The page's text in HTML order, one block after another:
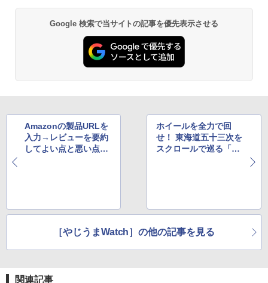
Google 検索で当サイトの記事を優先表示させる
Amazonの製品URLを
入力→レビューを要約
してよい点と悪い点を
ホイールを全力で回
せ！ 東海道五十三次を
スクロールで巡る「東
［やじうまWatch］の他の記事を見る
関連記事